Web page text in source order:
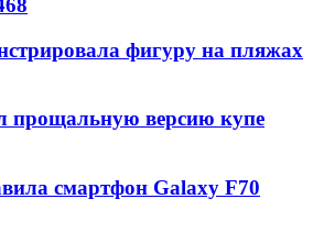
фигуру на пляжах
прощальную версию купе
смартфон Galaxy F70